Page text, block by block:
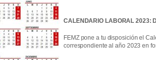
CALENDARIO LABORAL 2023:
FEMZ pone a tu disposición el
correspondiente al año 2023 en